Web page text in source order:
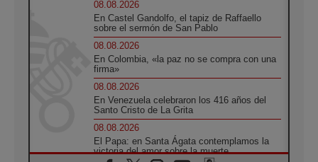
08.08.2026
En Castel Gandolfo, el tapiz de Raffaello
sobre el sermón de San Pablo
08.08.2026
En Colombia, «la paz no se compra con una
firma»
08.08.2026
En Venezuela celebraron los 416 años del
Santo Cristo de La Grita
08.08.2026
El Papa: en Santa Ágata contemplamos la
victoria del amor sobre la muerte